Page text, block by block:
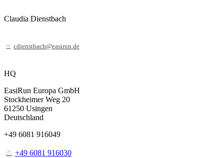
Claudia Dienstbach
cdienstbach@easirun.de
HQ
EasiRun Europa GmbH
Stockheimer Weg 20
61250 Usingen
Deutschland
+49 6081 916049
+49 6081 916030